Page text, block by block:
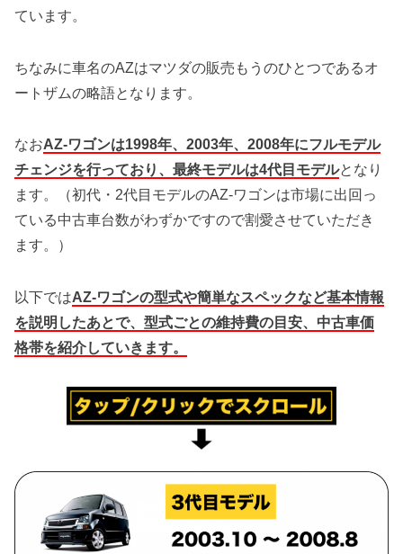
ています。
ちなみに車名のAZはマツダの販売もうのひとつであるオ
ートザムの略語となります。
なおAZ-ワゴンは1998年、2003年、2008年にフルモデル
チェンジを行っており、最終モデルは4代目モデルとなり
ます。（初代・2代目モデルのAZ-ワゴンは市場に出回っ
ている中古車台数がわずかですので割愛させていただき
ます。）
以下ではAZ-ワゴンの型式や簡単なスペックなど基本情報
を説明したあとで、型式ごとの維持費の目安、中古車価
格帯を紹介していきます。